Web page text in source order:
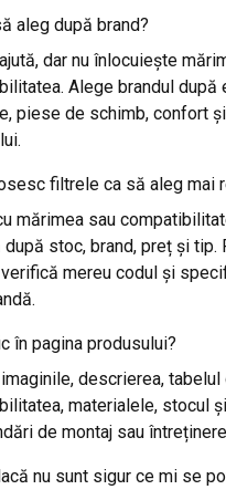
aleg după brand?
dar nu înlocuiește
Alege brandul după
piese de schimb, confort
filtrele ca să aleg mai
mărimea sau
stoc, brand, preț și tip.
mereu codul și
în pagina produsului?
descrierea, tabelul
materialele, stocul
de montaj sau
nu sunt sigur ce mi se